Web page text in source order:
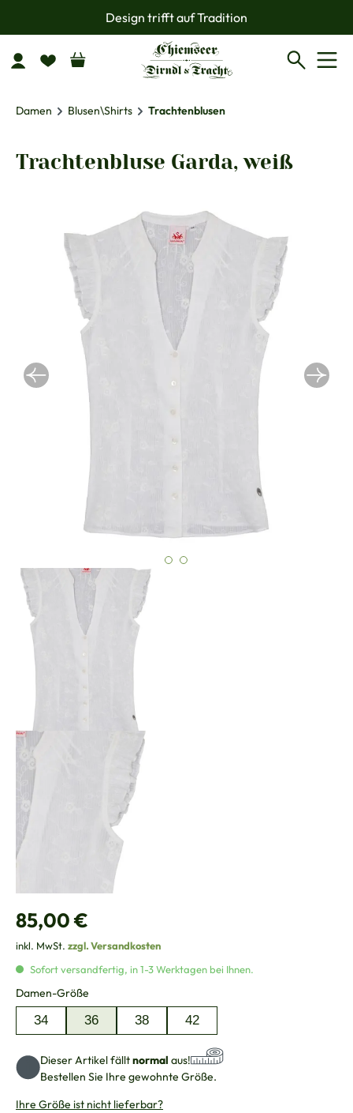
Zum Hauptinhalt springenDesign trifft auf Tradition
Damen Blusen\Shirts Trachtenblusen
Trachtenbluse Garda, weiß
Regulärer Preis:
85,00 €
inkl. MwSt. zzgl. Versandkosten
Sofort versandfertig, in 1-3 Werktagen bei Ihnen.
Damen-Größe
34 36 38 42
Dieser Artikel fälltnormal aus!
Bestellen Sie Ihre gewohnte Größe.
Ihre Größe ist nicht lieferbar?